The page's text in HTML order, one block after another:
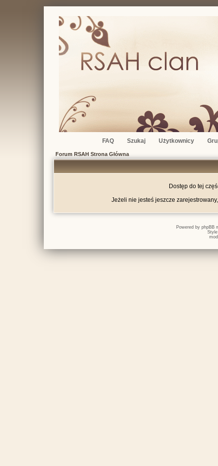
FAQ Szukaj Użytkownicy
Forum RSAH Strona Główna
Dostęp do tej
Jeżeli nie jesteś jeszcze
Powered by phpBB